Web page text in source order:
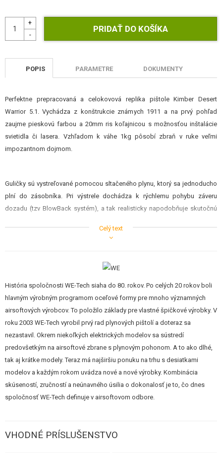
SERVIS A ÚDRŽBA ZBRANÍ
SEBAOBRANA, VÝCVIK, NOŽE
TERČE, STRELNICE
STAVEBNICE, MODELY
REKLAMNÉ PREDMETY
NOVÝ TOVAR
POPIS PARAMETRE DOKUMENTY
Perfektne prepracovaná a celokovová replika pištole Kimber Desert
Warrior 5.1. Vychádza z konštrukcie známych 1911 a na prvý pohľad
zaujme pieskovú farbou a 20mm ris koľajnicou s možnosťou inštalácie
svietidla či lasera. Vzhľadom k váhe 1kg pôsobí zbraň v ruke veľmi
impozantnom dojmom.
Guličky sú vystreľované pomocou sltačeného plynu, ktorý sa jednoducho
plní do zásobníka. Pri výstrele dochádza k rýchlemu pohybu záveru
dozadu (tzv BlowBack systém), a tak realisticky napodobňuje skutočnú
Celý text
História spoločnosti WE-Tech siaha do 80. rokov. Po celých 20 rokov boli
hlavným výrobným programom oceľové formy pre mnoho významných
airsoftových výrobcov. To položilo základy pre vlastné špičkové výrobky. V
roku 2003 WE-Tech vyrobil prvý rad plynových pištolí a doteraz sa
nezastavil. Okrem niekoľkých elektrických modelov sa sústredí
predovšetkým na airsoftové zbrane s plynovým pohonom. A to ako dlhé,
tak aj krátke modely. Teraz má najširšiu ponuku na trhu s desiatkami
modelov a každým rokom uvádza nové a nové výrobky. Kombinácia
skúseností, zručností a neúnavného úsilia o dokonalosť je to, čo dnes
spoločnosť WE-Tech definuje v airsoftovom odbore.
VHODNÉ PRÍSLUŠENSTVO